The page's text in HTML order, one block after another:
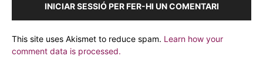
INICIAR SESSIÓ PER FER-HI UN COMENTARI
This site uses Akismet to reduce spam. Learn how your
comment data is processed.